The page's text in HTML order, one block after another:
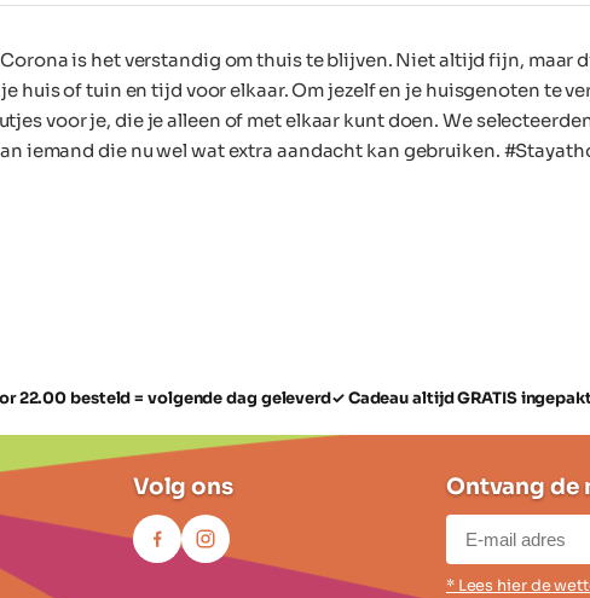
is het verstandig om thuis te blijven. Niet altijd fijn, maar
huis of tuin en tijd voor elkaar. Om jezelf en je huisgenoten te
voor je, die je alleen of met elkaar kunt doen. We
iemand die nu wel wat extra aandacht kan gebruiken.
22.00 besteld = volgende dag geleverd✓ Cadeau altijd GRATIS
Volg ons Ontvang de
* Lees hier de